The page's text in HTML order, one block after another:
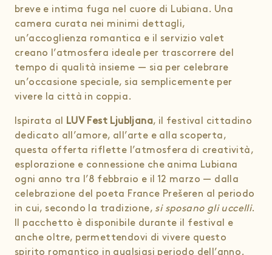
breve e intima fuga nel cuore di Lubiana. Una
camera curata nei minimi dettagli,
un’accoglienza romantica e il servizio valet
creano l’atmosfera ideale per trascorrere del
tempo di qualità insieme — sia per celebrare
un’occasione speciale, sia semplicemente per
vivere la città in coppia.
Ispirata al LUV Fest Ljubljana, il festival cittadino
dedicato all’amore, all’arte e alla scoperta,
questa offerta riflette l’atmosfera di creatività,
esplorazione e connessione che anima Lubiana
ogni anno tra l’8 febbraio e il 12 marzo — dalla
celebrazione del poeta France Prešeren al periodo
in cui, secondo la tradizione, si sposano gli uccelli.
Il pacchetto è disponibile durante il festival e
anche oltre, permettendovi di vivere questo
spirito romantico in qualsiasi periodo dell’anno.